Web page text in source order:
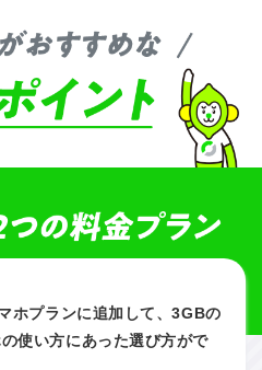
ホプランに追加して、3GBの
使い方にあった選び方がで